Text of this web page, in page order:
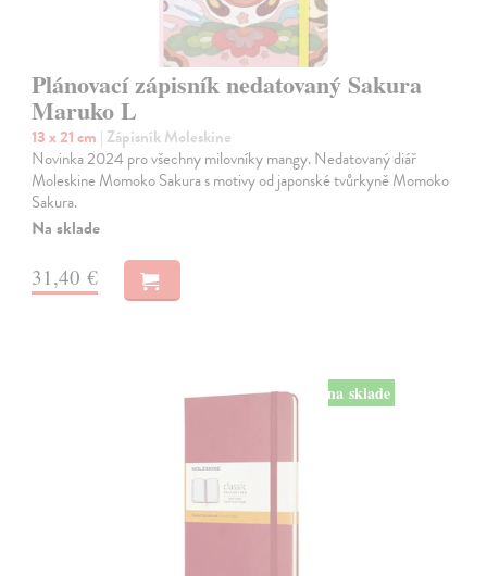
Plánovací zápisník nedatovaný Sakura
Maruko L
13 x 21 cm | Zápisník Moleskine
Novinka 2024 pro všechny milovníky mangy. Nedatovaný diář
Moleskine Momoko Sakura s motivy od japonské tvůrkyně Momoko
Sakura.
Na sklade
31,40 €
na sklade